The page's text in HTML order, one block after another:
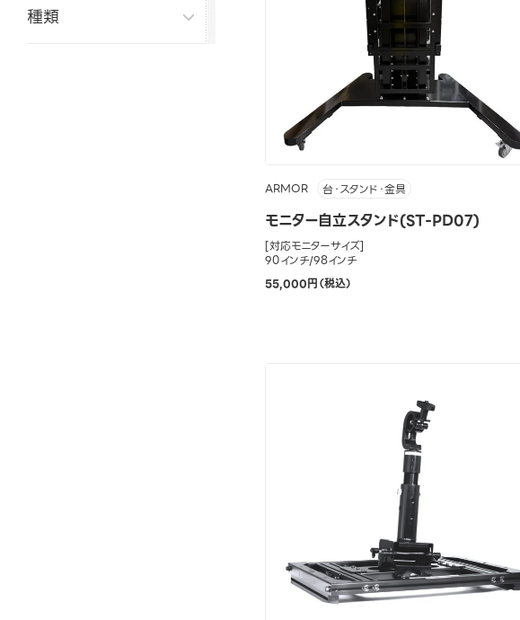
種類
ARMOR 台・スタンド・金具
モニター自立スタンド(ST-PD07)
[対応モニターサイズ]
90インチ/98インチ
55,000円（税込）